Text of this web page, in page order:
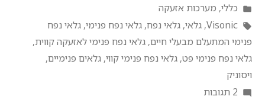
כללי, מערכות אזעקה
Visonic
, גלאי, גלאי נפח, גלאי נפח פנימי, גלאי נפח
פנימי המתעלם מבעלי חיים, גלאי נפח פנימי לאזעקה קווית,
גלאי נפח פנימי פט, גלאי נפח פנימי קווי, גלאים פנימיים,
ויסוניק
2 תגובות